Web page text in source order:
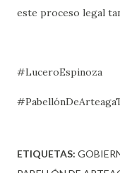
este proceso legal
#LuceroEspinoza
ETIQUETAS: